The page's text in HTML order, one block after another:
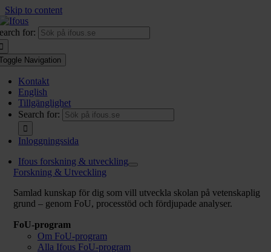
Skip to content
for:
Navigation
Kontakt
English
Tillgänglighet
Search for:
Inloggningssida
Ifous forskning & utveckling
Forskning & Utveckling
Samlad kunskap för dig som vill utveckla skolan på vetenskaplig
grund – genom FoU, processtöd och fördjupade analyser.
FoU-program
Om FoU-program
Alla Ifous FoU-program